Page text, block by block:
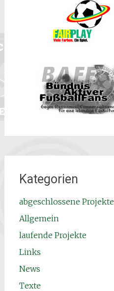
Kategorien
abgeschlossene Projekte
Allgemein
laufende Projekte
Links
News
Texte